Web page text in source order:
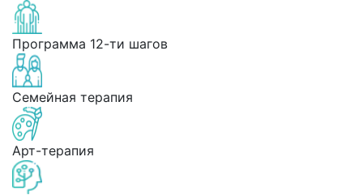
Программа 12-ти шагов
Семейная терапия
Арт-терапия